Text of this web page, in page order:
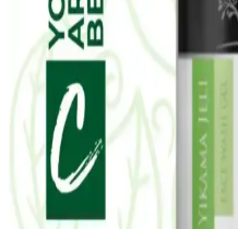
W-Lab Kozmetik
CC Krem Seti: Günlük
Çözüm
Madeleb Krem ve CC krem
vegan formülüyle günlük
Yves Rocher Tropikal
Losyonu Doğal